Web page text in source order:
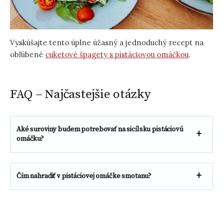
Vyskúšajte tento úplne úžasný a jednoduchý recept na
obľúbené cuketové špagety s pistáciovou omáčkou.
FAQ – Najčastejšie otázky
Aké suroviny budem potrebovať na sicílsku pistáciovú
omáčku?
Čím nahradiť v pistáciovej omáčke smotanu?